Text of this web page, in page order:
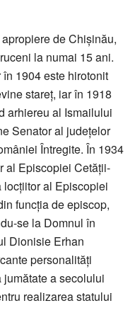
de Chișinău,
la numai 15 ani.
1904 este hirotonit
stareț, iar în 1918
arhiereu al Ismailului
Senator al județelor
Întregite. În 1934
al Episcopiei Cetății-
al Episcopiei
funcția de episcop,
se la Domnul în
Dionisie Erhan
personalități
a secolului
realizarea statului